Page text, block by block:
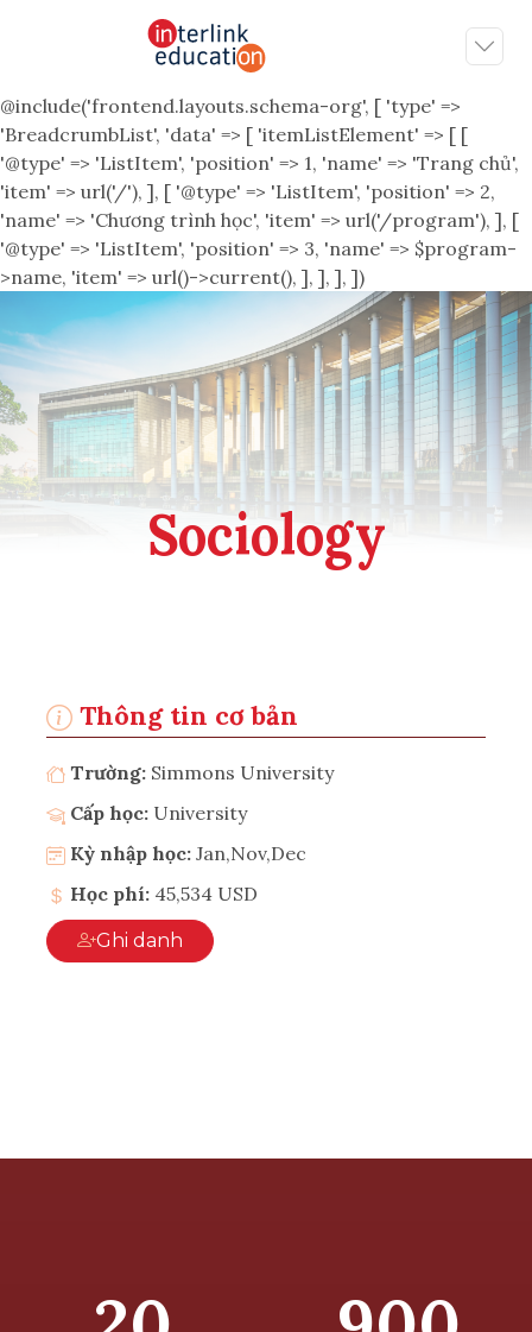
@include('frontend.layouts.schema-org', [ 'type' =>
'BreadcrumbList', 'data' => [ 'itemListElement' => [ [
'@type' => 'ListItem', 'position' => 1, 'name' => 'Trang chủ',
'item' => url('/'), ], [ '@type' => 'ListItem', 'position' => 2,
'name' => 'Chương trình học', 'item' => url('/program'), ], [
'@type' => 'ListItem', 'position' => 3, 'name' => $program-
>name, 'item' => url()->current(), ], ], ], ])
Sociology
Thông tin cơ bản
Trường: Simmons University
Cấp học: University
Kỳ nhập học: Jan,Nov,Dec
Học phí: 45,534 USD
Ghi danh